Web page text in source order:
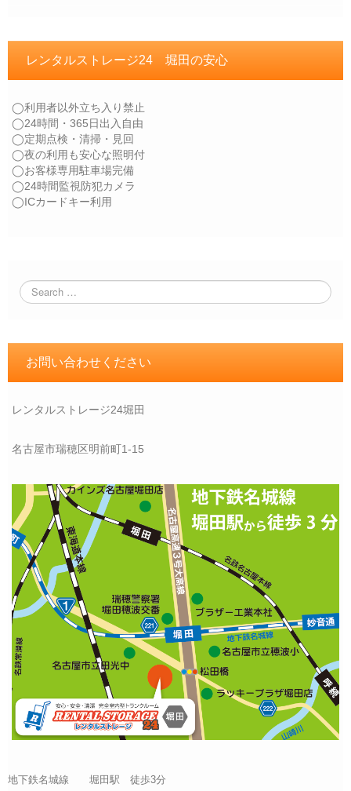
レンタルストレージ24 堀田の安心
◯利用者以外立ち入り禁止
◯24時間・365日出入自由
◯定期点検・清掃・見回
◯夜の利用も安心な照明付
◯お客様専用駐車場完備
◯24時間監視防犯カメラ
◯ICカードキー利用
お問い合わせください
レンタルストレージ24堀田
名古屋市瑞穂区明前町1-15
地下鉄名城線 堀田駅 徒歩3分